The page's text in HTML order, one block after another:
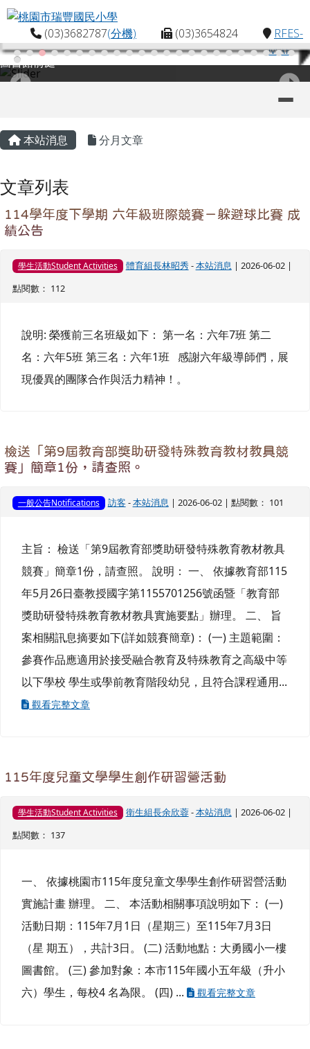
跳至主內容區
桃園市瑞豐國民小學
(03)3682787(分機) (03)3654824
RFES-
MAP
圖書館前庭
主內容區域
本站消息 分月文章
文章列表
114學年度下學期 六年級班際競賽－躲避球比賽 成
績公告
學生活動Student Activities 體育組長林昭秀 -本站消息 | 2026-06-02 |
點閱數： 112
說明: 榮獲前三名班級如下： 第一名：六年7班 第二
名：六年5班 第三名：六年1班 感謝六年級導師們，展
現優異的團隊合作與活力精神！。
檢送「第9屆教育部獎助研發特殊教育教材教具競
賽」簡章1份，請查照。
一般公告Notifications 訪客 -本站消息 | 2026-06-02 | 點閱數： 101
主旨： 檢送「第9屆教育部獎助研發特殊教育教材教具
競賽」簡章1份，請查照。 說明： 一、 依據教育部115
年5月26日臺教授國字第1155701256號函暨「教育部
獎助研發特殊教育教材教具實施要點」辦理。 二、 旨
案相關訊息摘要如下(詳如競賽簡章)： (一) 主題範圍：
參賽作品應適用於接受融合教育及特殊教育之高級中等
以下學校 學生或學前教育階段幼兒，且符合課程通用...
觀看完整文章
115年度兒童文學學生創作研習營活動
學生活動Student Activities 衛生組長余欣蓉-本站消息 | 2026-06-02 |
點閱數： 137
一、 依據桃園市115年度兒童文學學生創作研習營活動
實施計畫 辦理。 二、 本活動相關事項說明如下： (一)
活動日期：115年7月1日（星期三）至115年7月3日
（星 期五），共計3日。 (二) 活動地點：大勇國小一樓
圖書館。 (三) 參加對象：本市115年國小五年級（升小
六）學生，每校4 名為限。 (四) ...
觀看完整文章
頁尾區域